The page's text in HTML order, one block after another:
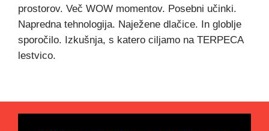
prostorov. Več WOW momentov. Posebni učinki.
Napredna tehnologija. Naježene dlačice. In globlje
sporočilo. Izkušnja, s katero ciljamo na TERPECA
lestvico.